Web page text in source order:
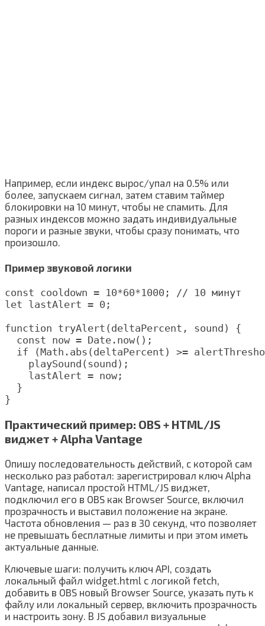
Например, если индекс вырос/упал на 0.5% или
более, запускаем сигнал, затем ставим таймер
блокировки на 10 минут, чтобы не спамить. Для
разных индексов можно задать индивидуальные
пороги и разные звуки, чтобы сразу понимать, что
произошло.
Пример звуковой логики
const cooldown = 10*60*1000; // 10 минут
let lastAlert = 0;
function tryAlert(deltaPercent, sound) {
  const now = Date.now();
if (Math.abs(deltaPercent) >=
    playSound(sound);
    lastAlert = now;
  }
Практический пример: OBS + HTML/JS
виджет + Alpha Vantage
Опишу последовательность действий, с которой сам
несколько раз работал: зарегистрировал ключ Alpha
Vantage, написал простой HTML/JS виджет,
подключил его в OBS как Browser Source, включил
прозрачность и выставил положение на экране.
Частота обновления — раз в 30 секунд, что позволяет
не превышать бесплатные лимиты и при этом иметь
актуальные данные.
Ключевые шаги: получить ключ API, создать
локальный файл widget.html с логикой fetch,
добавить в OBS новый Browser Source, указать путь к
файлу или локальный сервер, включить прозрачность
и настроить зону. В JS добавил визуальные